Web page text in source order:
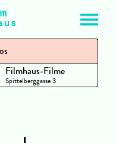
Filmhaus-Filme
Spittelberggasse 3